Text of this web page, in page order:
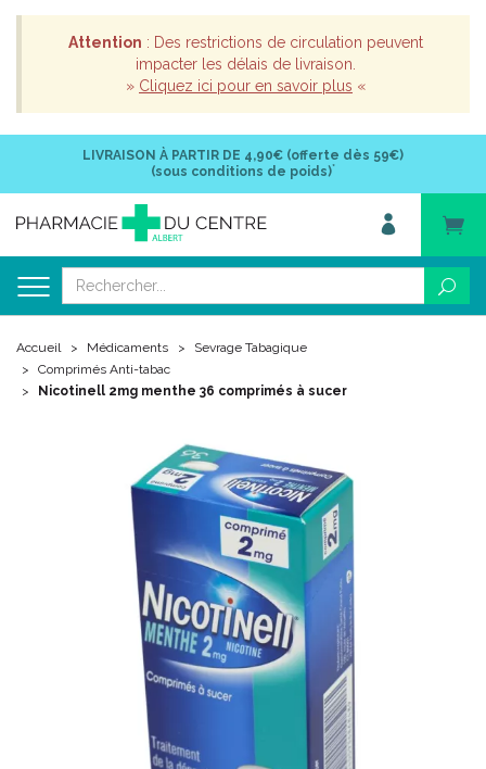
Attention : Des restrictions de circulation peuvent
impacter les délais de livraison.
» Cliquez ici pour en savoir plus «
LIVRAISON À PARTIR DE 4,90€ (offerte dès 59€)
(sous conditions de poids)*
Accueil Médicaments
Sevrage Tabagique
Comprimés Anti-tabac
Nicotinell 2mg menthe 36 comprimés à sucer